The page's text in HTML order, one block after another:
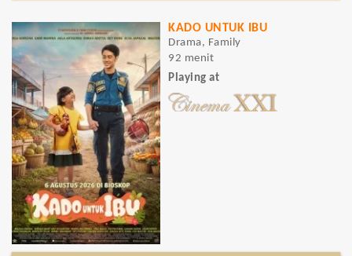
KADO UNTUK IBU
Drama, Family
92 menit
Playing at